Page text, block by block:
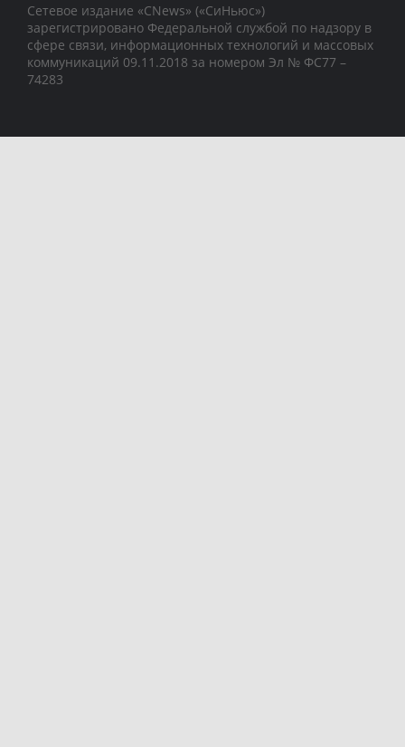
Сетевое издание «CNews» («СиНьюс»)
зарегистрировано Федеральной службой по надзору в
сфере связи, информационных технологий и массовых
коммуникаций 09.11.2018 за номером Эл № ФС77 –
74283